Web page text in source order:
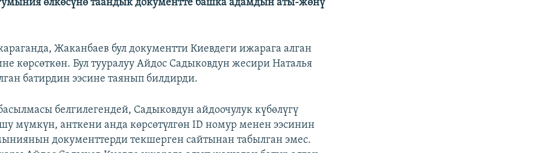
өлкөсүнө таандык документте башка адамдын аты-жөнү
Жаканбаев бул документти Киевдеги ижарага алган
көрсөткөн. Бул тууралуу Айдос Садыковдун жесири Наталья
батирдин ээсине таянып билдирди.
белгилегендей, Садыковдун айдоочулук күбөлүгү
мүмкүн, анткени анда көрсөтүлгөн ID номур менен ээсинин
документтерди текшерген сайтынан табылган эмес.